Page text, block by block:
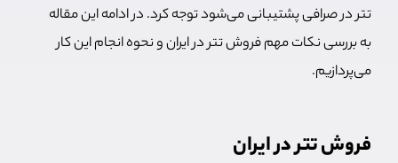
تتر در صرافی پشتیبانی می‌شود توجه کرد. در ادامه این مقاله
به بررسی نکات مهم فروش تتر در ایران و نحوه انجام این کار
می‌پردازیم.
فروش تتر در ایران